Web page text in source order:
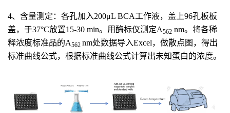
4、含量测定：各孔加入200μL BCA工作液，盖上96孔板板
盖，于37°C放置15-30 min。用酶标仪测定A562 nm。将各稀
释浓度标准品的A562 nm处数据导入Excel，做散点图，得出
标准曲线公式，根据标准曲线公式计算出未知蛋白的浓度。